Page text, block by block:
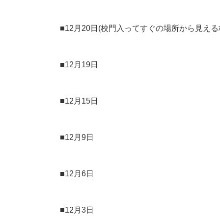
■12月20日(校門入ってすぐの場所から見え
■12月19日
■12月15日
■12月9日
■12月6日
■12月3日